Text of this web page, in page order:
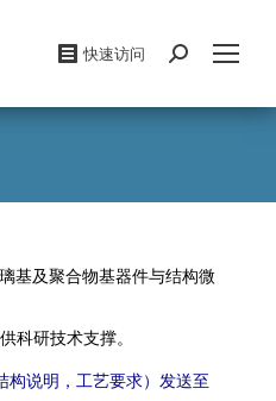
快速访问 Search:
基及聚合物基器件与结构微
科研技术支撑。
构说明，工艺要求）发送至